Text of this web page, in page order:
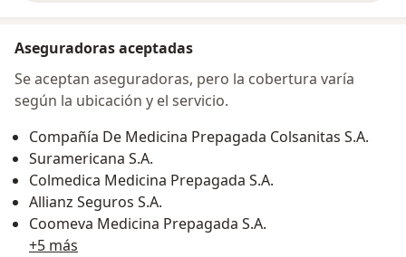
Aseguradoras aceptadas
Se aceptan aseguradoras, pero la cobertura varía
según la ubicación y el servicio.
Compañía De Medicina Prepagada Colsanitas S.A.
Suramericana S.A.
Colmedica Medicina Prepagada S.A.
Allianz Seguros S.A.
Coomeva Medicina Prepagada S.A.
+5 más